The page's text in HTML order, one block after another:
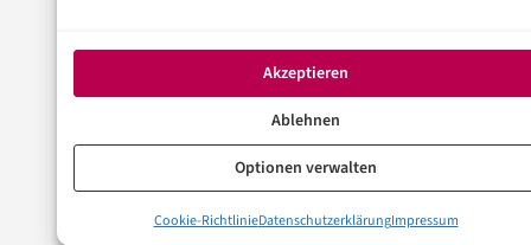
Akzeptieren
Ablehnen
Optionen verwalten
Cookie-RichtlinieDatenschutzerklärungImpressum